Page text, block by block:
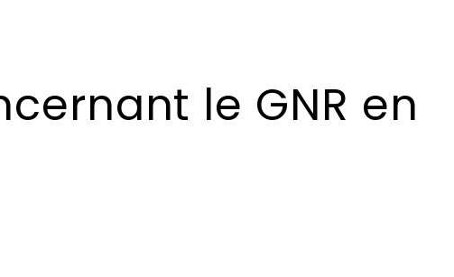
le GNR en